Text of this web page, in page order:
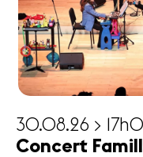
30.08.26 >
Concert